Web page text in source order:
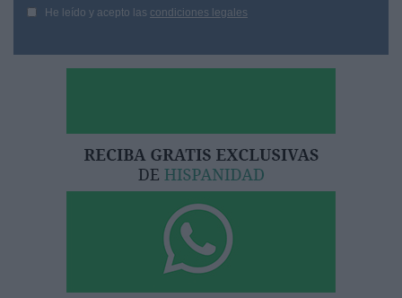
He leído y acepto las condiciones legales